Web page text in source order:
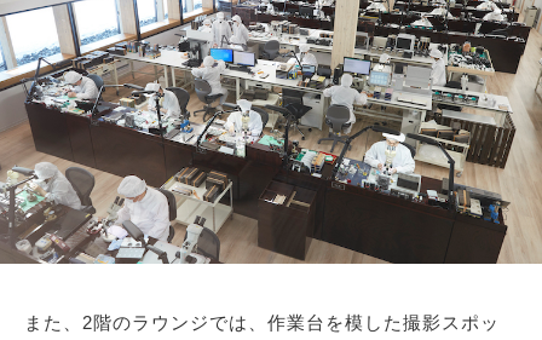
また、2階のラウンジでは、作業台を模した撮影スポッ